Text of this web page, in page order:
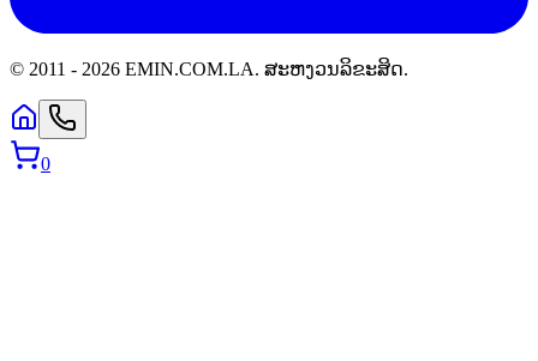
© 2011 - 2026 EMIN.COM.LA. ສະຫງວນລິຂະສິດ.
0